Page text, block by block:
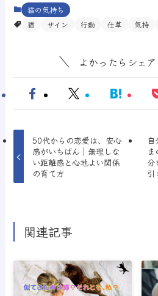
猫の気持ち
猫
サイン 行動 仕草 気持
よかったらシェア
50代からの恋愛は、安心
感がいちばん｜無理しな
い距離感と心地よい関係
の育て方
自
分
引
関連記事